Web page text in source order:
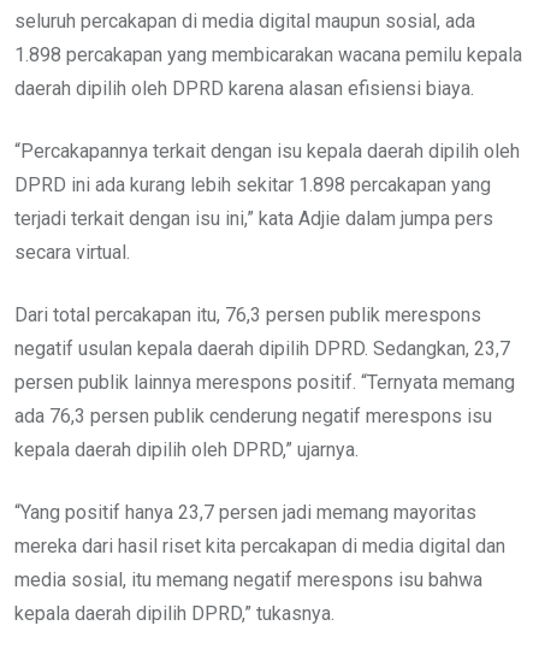
seluruh percakapan di media digital maupun sosial, ada
1.898 percakapan yang membicarakan wacana pemilu kepala
daerah dipilih oleh DPRD karena alasan efisiensi biaya.
“Percakapannya terkait dengan isu kepala daerah dipilih oleh
DPRD ini ada kurang lebih sekitar 1.898 percakapan yang
terjadi terkait dengan isu ini,” kata Adjie dalam jumpa pers
secara virtual.
Dari total percakapan itu, 76,3 persen publik merespons
negatif usulan kepala daerah dipilih DPRD. Sedangkan, 23,7
persen publik lainnya merespons positif. “Ternyata memang
ada 76,3 persen publik cenderung negatif merespons isu
kepala daerah dipilih oleh DPRD,” ujarnya.
“Yang positif hanya 23,7 persen jadi memang mayoritas
mereka dari hasil riset kita percakapan di media digital dan
media sosial, itu memang negatif merespons isu bahwa
kepala daerah dipilih DPRD,” tukasnya.